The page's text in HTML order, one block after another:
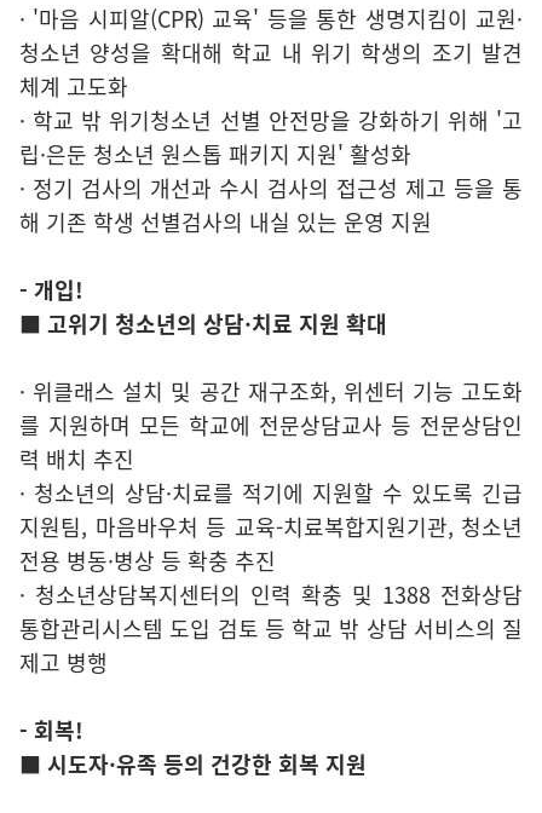
· '마음 시피알(CPR) 교육' 등을 통한 생명지킴이 교원·
청소년 양성을 확대해 학교 내 위기 학생의 조기 발견
체계 고도화
· 학교 밖 위기청소년 선별 안전망을 강화하기 위해 '고
립·은둔 청소년 원스톱 패키지 지원' 활성화
· 정기 검사의 개선과 수시 검사의 접근성 제고 등을 통
해 기존 학생 선별검사의 내실 있는 운영 지원
- 개입!
■ 고위기 청소년의 상담·치료 지원 확대
· 위클래스 설치 및 공간 재구조화, 위센터 기능 고도화
를 지원하며 모든 학교에 전문상담교사 등 전문상담인
력 배치 추진
· 청소년의 상담·치료를 적기에 지원할 수 있도록 긴급
지원팀, 마음바우처 등 교육-치료복합지원기관, 청소년
전용 병동·병상 등 확충 추진
· 청소년상담복지센터의 인력 확충 및 1388 전화상담
통합관리시스템 도입 검토 등 학교 밖 상담 서비스의 질
제고 병행
- 회복!
■ 시도자·유족 등의 건강한 회복 지원